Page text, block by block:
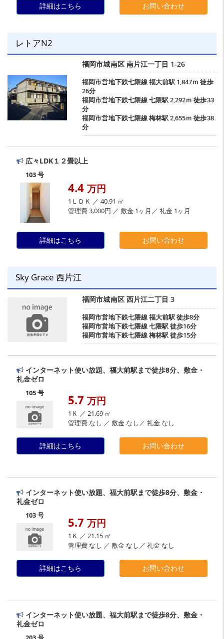
詳細はこちら お問い合わせ
レトアN2
福岡市城南区 南片江一丁目 1-26
福岡市営地下鉄七隈線福大前駅 1,847ｍ 徒歩
26分
福岡市営地下鉄七隈線七隈駅2,292ｍ 徒歩33
分
福岡市営地下鉄七隈線梅林駅2,655ｍ 徒歩38
分
広々LDK１２畳以上
103 号
4.4 万円
1ＬＤＫ ／ 40.91 ㎡
管理費 3,000円 ／ 敷金 1ヶ月／ 礼金 1ヶ月
詳細はこちら お問い合わせ
Sky Grace 西片江
福岡市城南区 西片江二丁目 3
福岡市営地下鉄七隈線福大前駅徒歩8分
福岡市営地下鉄七隈線七隈駅徒歩16分
福岡市営地下鉄七隈線梅林駅徒歩15分
インターネット使い放題、福大前駅まで徒歩8分、敷金・
礼金ゼロ
105 号 5.7 万円
1Ｋ ／ 21.69 ㎡
管理費 なし ／ 敷金 なし／ 礼金 なし
詳細はこちら お問い合わせ
インターネット使い放題、福大前駅まで徒歩8分、敷金・
礼金ゼロ
103 号 5.7 万円
1Ｋ ／ 21.15 ㎡
管理費 なし ／ 敷金 なし／ 礼金 なし
詳細はこちら お問い合わせ
インターネット使い放題、福大前駅まで徒歩8分、敷金・
礼金ゼロ